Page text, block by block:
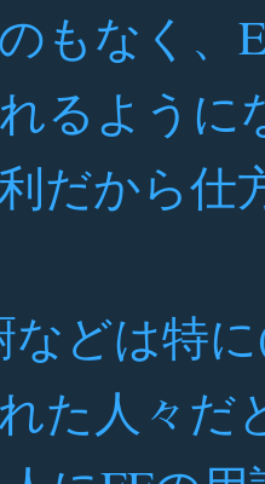
もなく、
るように
だから
などは特
た人々だ